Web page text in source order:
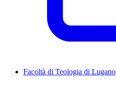
Facoltà di Teologia di Lugano